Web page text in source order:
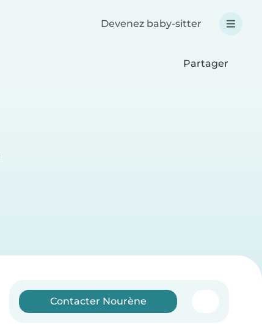
Devenez baby-sitter
Partager
Contacter Nourène